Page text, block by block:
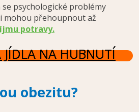
psychologické problémy
mohou přehoupnout až
potravy.
NA HUBNUTÍ
obezitu?